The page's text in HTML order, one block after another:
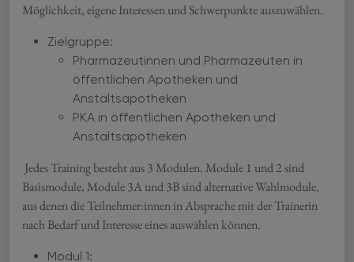
Möglichkeit, eigene Interessen und Schwerpunkte auszuwählen.
Zielgruppe:
Pharmazeutinnen und Pharmazeuten in
öffentlichen Apotheken und
Anstaltsapotheken
PKA in öffentlichen Apotheken und
Anstaltsapotheken
Jedes Training besteht aus 3 Modulen. Module 1 und 2 sind
Basismodule, Module 3A und 3B sind alternative Wahlmodule,
aus denen die Teilnehmer:innen in Absprache mit der Trainerin
nach Bedarf und Interesse eines auswählen können.
Modul 1: